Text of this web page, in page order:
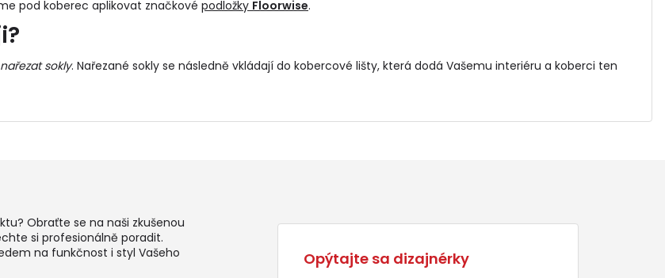
pod koberec aplikovat značkové podložky Floorwise.
nařezat sokly. Nařezané sokly se následně vkládají do kobercové lišty, která dodá Vašemu interiéru a koberci ten
Obraťte se na naši zkušenou
si profesionálně poradit.
na funkčnost i styl Vašeho
Opýtajte sa dizajnérky